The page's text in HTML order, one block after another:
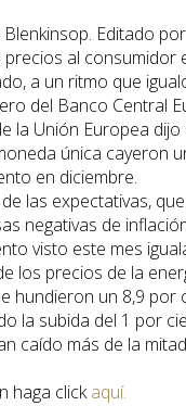
Editado
precios al
a un ritmo que
del Banco Central
la Unión Europea
única cayeron
en diciembre.
las expectativas,
negativas de
visto este mes
los precios de la
hundieron un 8,9
la subida del 1 por
caído más de la
haga clickaquí.